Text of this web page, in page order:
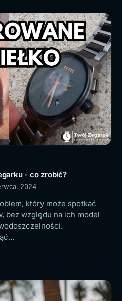
- co zrobić?
2024
który może spotkać
bez względu na ich model